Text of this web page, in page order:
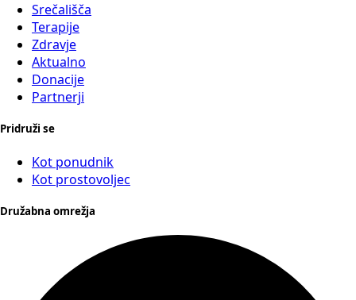
Srečališča
Terapije
Zdravje
Aktualno
Donacije
Partnerji
Pridruži se
Kot ponudnik
Kot prostovoljec
Družabna omrežja